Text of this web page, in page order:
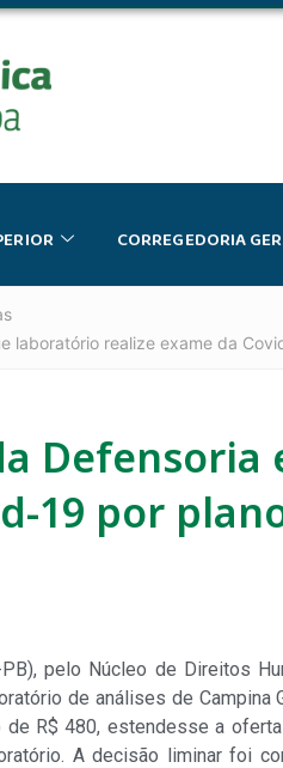
CORREGEDORIA
laboratório realize exame da
19 por
pelo Núcleo de Direitos
de análises de Campina
R$ 480, estendesse a
A decisão liminar foi